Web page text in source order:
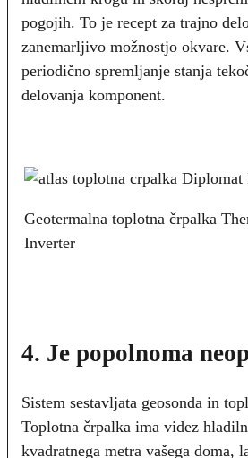
pogojih. To je recept za trajno
zanemarljivo možnostjo okvare.
periodično spremljanje stanja
delovanja komponent.
Geotermalna toplotna črpalka
Inverter
4. Je popolnoma
Sistem sestavljata geosonda in
Toplotna črpalka ima videz
kvadratnega metra vašega doma,